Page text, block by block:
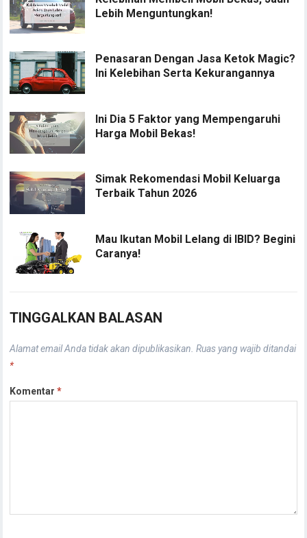
Lebih Menguntungkan!
Penasaran Dengan Jasa Ketok Magic?
Ini Kelebihan Serta Kekurangannya
Ini Dia 5 Faktor yang Mempengaruhi
Harga Mobil Bekas!
Simak Rekomendasi Mobil Keluarga
Terbaik Tahun 2026
Mau Ikutan Mobil Lelang di IBID? Begini
Caranya!
TINGGALKAN BALASAN
Alamat email Anda tidak akan dipublikasikan. Ruas yang wajib ditandai
*
Komentar*